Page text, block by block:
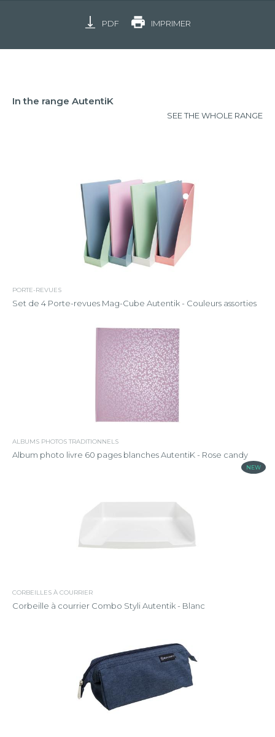
PDF IMPRIMER
In the range AutentiK
SEE THE WHOLE RANGE
PORTE-REVUES
Set de 4 Porte-revues Mag-Cube Autentik - Couleurs assorties
ALBUMS PHOTOS TRADITIONNELS
Album photo livre 60 pages blanches AutentiK - Rose candy
NEW
CORBEILLES À COURRIER
Corbeille à courrier Combo Styli Autentik - Blanc